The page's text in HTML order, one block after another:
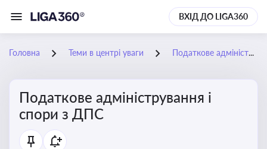
ВХІД ДО LIGA360
Головна Теми в центрі уваги Податкове адміністрування і спори з ДПС
Податкове адміністрування і
спори з ДПС